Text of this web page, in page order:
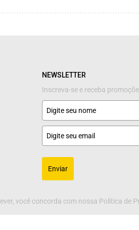
NEWSLETTER
Inscreva-se e receba
Enviar
você concorda com nossa Política de